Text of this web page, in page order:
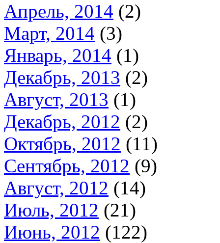
Апрель, 2014 (2)
Март, 2014 (3)
Январь, 2014 (1)
Декабрь, 2013 (2)
Август, 2013 (1)
Декабрь, 2012 (2)
Октябрь, 2012 (11)
Сентябрь, 2012 (9)
Август, 2012 (14)
Июль, 2012 (21)
Июнь, 2012 (122)